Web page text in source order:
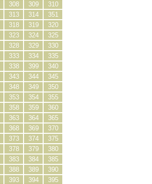
308 309
310
313 314
351
318 319
320
323 324
325
328 329
330
333 334
335
338 399
340
343 344
345
348 349
350
353 354
355
358 359
360
363 364
365
368 369
370
373 374
375
378 379
380
383 384
385
388 389
390
393 394
395